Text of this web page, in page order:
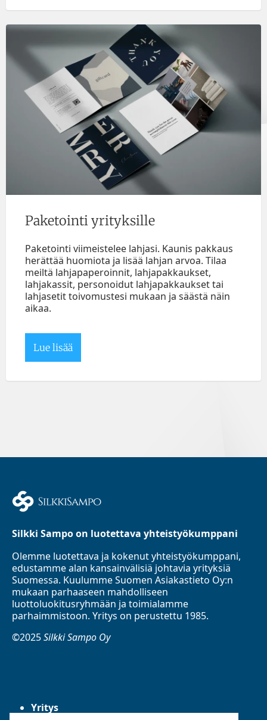
Paketointi yrityksille
Paketointi viimeistelee lahjasi. Kaunis pakkaus
herättää huomiota ja lisää lahjan arvoa. Tilaa
meiltä lahjapaperoinnit, lahjapakkaukset,
lahjakassit, personoidut lahjapakkaukset tai
lahjasetit toivomustesi mukaan ja säästä näin
aikaa.
Lue lisää
Silkki Sampo on luotettava yhteistyökumppani
Olemme luotettava ja kokenut yhteistyökumppani,
edustamme alan kansainvälisiä johtavia yrityksiä
Suomessa. Kuulumme Suomen Asiakastieto Oy:n
mukaan parhaaseen mahdolliseen
luottoluokitusryhmään ja toimialamme
parhaimmistoon. Yritys on perustettu 1985.
©2025Silkki Sampo Oy
Yritys